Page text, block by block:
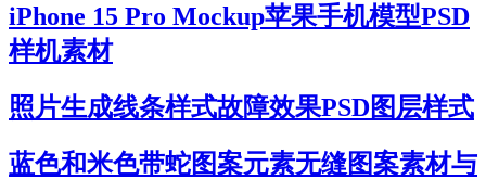
iPhone 15 Pro Mockup苹果手机模型PSD
样机素材
照片生成线条样式故障效果PSD图层样式
蓝色和米色带蛇图案元素无缝图案素材与